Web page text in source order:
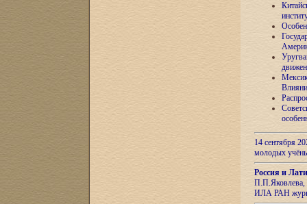
14 сентября
молодых
Россия и
П.П.Яковлева,
ИЛА РАН